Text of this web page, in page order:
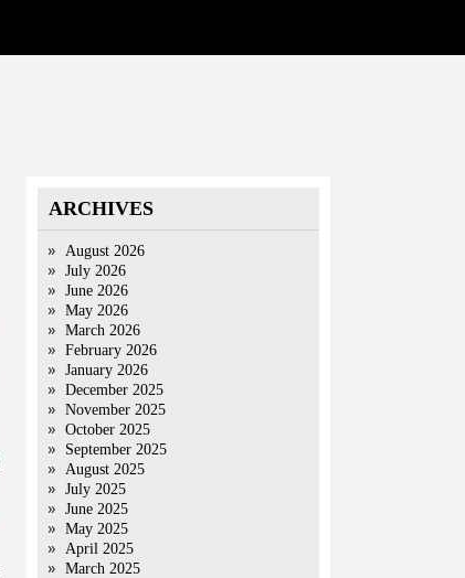
ARCHIVES
August 2026
July 2026
June 2026
May 2026
March 2026
February 2026
January 2026
December 2025
November 2025
October 2025
September 2025
August 2025
July 2025
June 2025
May 2025
April 2025
March 2025